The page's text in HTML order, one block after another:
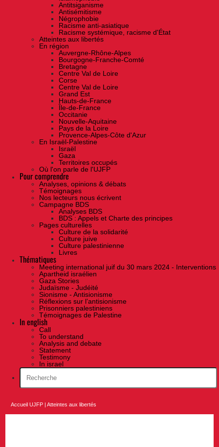
Antitsiganisme
Antisémitisme
Négrophobie
Racisme anti-asiatique
Racisme systémique, racisme d'État
Atteintes aux libertés
En région
Auvergne-Rhône-Alpes
Bourgogne-Franche-Comté
Bretagne
Centre Val de Loire
Corse
Centre Val de Loire
Grand Est
Hauts-de-France
Île-de-France
Occitanie
Nouvelle-Aquitaine
Pays de la Loire
Provence-Alpes-Côte d'Azur
En Israël-Palestine
Israël
Gaza
Territoires occupés
Où l'on parle de l'UJFP
Pour comprendre
Analyses, opinions & débats
Témoignages
Nos lecteurs nous écrivent
Campagne BDS
Analyses BDS
BDS : Appels et Charte des principes
Pages culturelles
Culture de la solidarité
Culture juive
Culture palestinienne
Livres
Thématiques
Meeting international juif du 30 mars 2024 - Interventions
Apartheid israélien
Gaza Stories
Judaïsme - Judéité
Sionisme - Antisionisme
Réflexions sur l’antisionisme
Prisonniers palestiniens
Témoignages de Palestine
In english
Call
To understand
Analysis and debate
Statement
Testimony
In israel
Accueil UJFP |Atteintes aux libertés